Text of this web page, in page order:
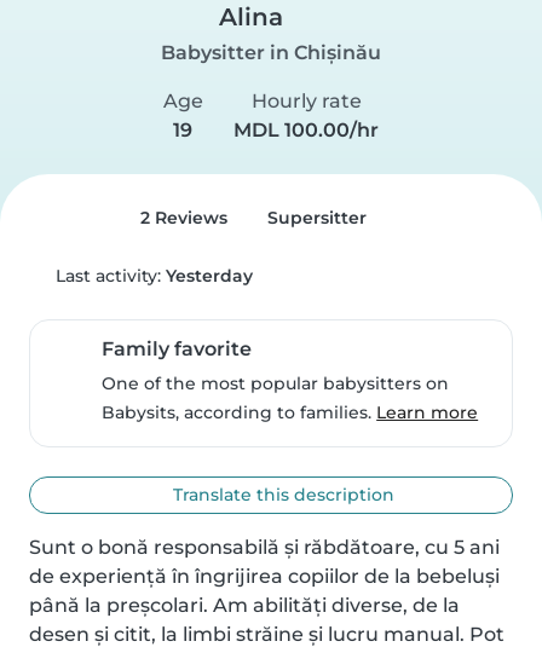
Alina
Babysitter in Chișinău
Age
19
Hourly rate
MDL 100.00/hr
2 Reviews Supersitter
Last activity: Yesterday
Family favorite
One of the most popular babysitters on
Babysits, according to families. Learn more
Translate this description
Sunt o bonă responsabilă și răbdătoare, cu 5 ani
de experiență în îngrijirea copiilor de la bebeluși
până la preșcolari. Am abilități diverse, de la
desen și citit, la limbi străine și lucru manual. Pot